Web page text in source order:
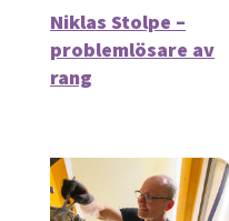
Niklas Stolpe –
problemlösare av
rang